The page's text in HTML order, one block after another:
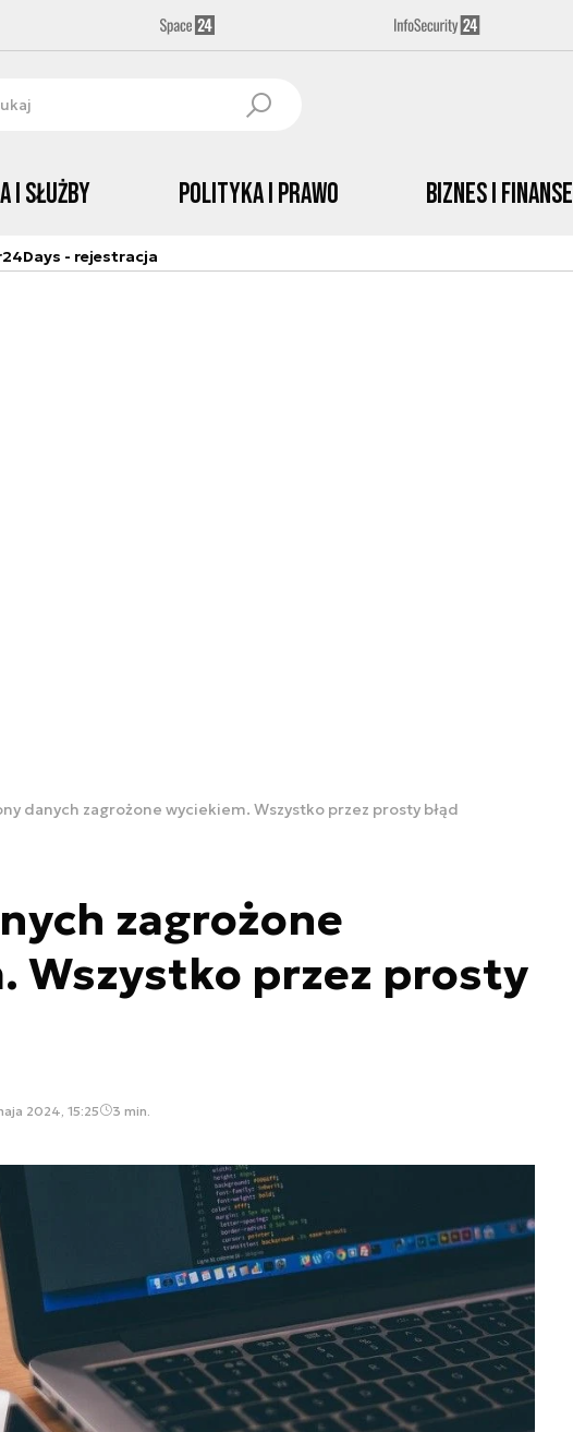
i Służby Polityka i prawo Biznes i Finanse
- rejestracja
danych zagrożone wyciekiem. Wszystko przez prosty błąd
zagrożone
Wszystko przez prosty
2024, 15:25 3 min.